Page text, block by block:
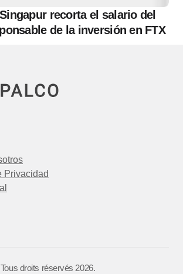
recorta el salario del
de la inversión en FTX
Privacidad
droits réservés 2026.